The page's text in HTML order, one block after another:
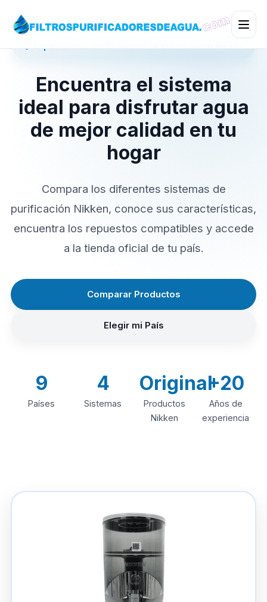
Encuentra el sistema
ideal para disfrutar agua
de mejor calidad en tu
hogar
Compara los diferentes sistemas de
purificación Nikken, conoce sus características,
encuentra los repuestos compatibles y accede
a la tienda oficial de tu país.
Comparar Productos
Elegir mi País
9
Países
4
Sistemas
Original
Productos
Nikken
+20
Años de
experiencia